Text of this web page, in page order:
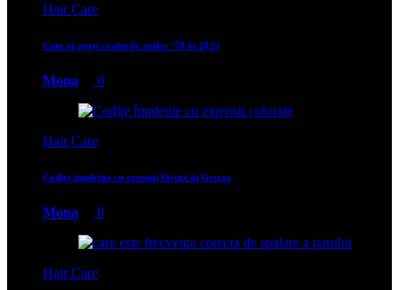
Hair Care
Cum să porți coafurile anilor ‘70 în 2023
Mona 0
Hair Care
Codițe împletite cu extensii făcute în Grecia
Mona 0
Hair Care